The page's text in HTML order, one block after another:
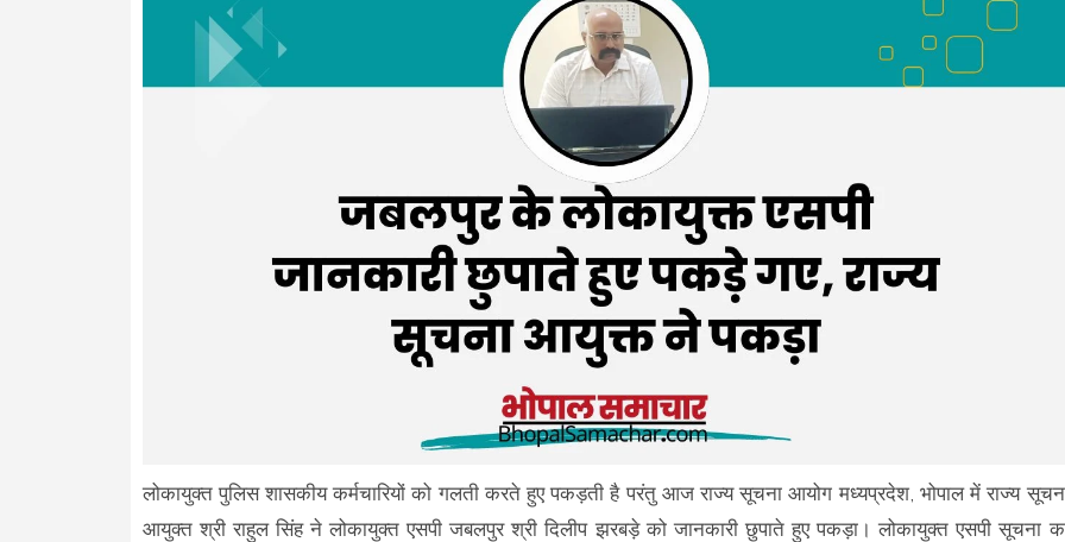
लोकायुक्त पुलिस शासकीय कर्मचारियों को गलती करते हुए पकड़ती है परंतु आज राज्य सूचना आयोग मध्यप्रदेश, भोपाल में राज्य
आयुक्त श्री राहुल सिंह ने लोकायुक्त एसपी जबलपुर श्री दिलीप झरबड़े को जानकारी छुपाते हुए पकड़ा। लोकायुक्त एसपी सूचना